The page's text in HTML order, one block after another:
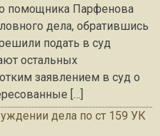
помощника Парфенова
дела, обратившись
подать в суд
остальных
заявлением в суд о
[…]
дела по ст 159 УК